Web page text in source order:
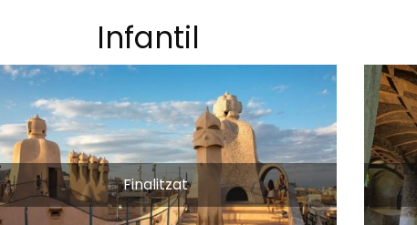
Infantil
Finalitzat